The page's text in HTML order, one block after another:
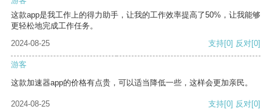
这款app是我工作上的得力助手，让我的工作效率提高了50%，让我能够
更轻松地完成工作任务。
2024-08-25
支持[0] 反对[0]
游客
这款加速器app的价格有点贵，可以适当降低一些，这样会更加亲民。
2024-08-25 支持[0] 反对[0]